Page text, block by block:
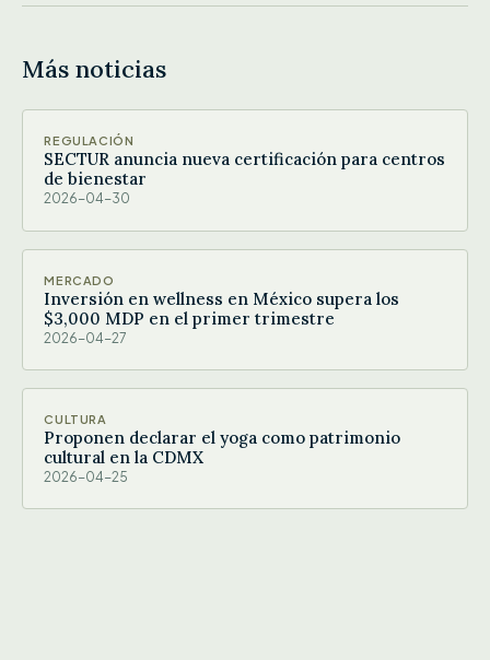
Más noticias
REGULACIÓN
SECTUR anuncia nueva certificación para centros
de bienestar
2026-04-30
MERCADO
Inversión en wellness en México supera los
$3,000 MDP en el primer trimestre
2026-04-27
CULTURA
Proponen declarar el yoga como patrimonio
cultural en la CDMX
2026-04-25